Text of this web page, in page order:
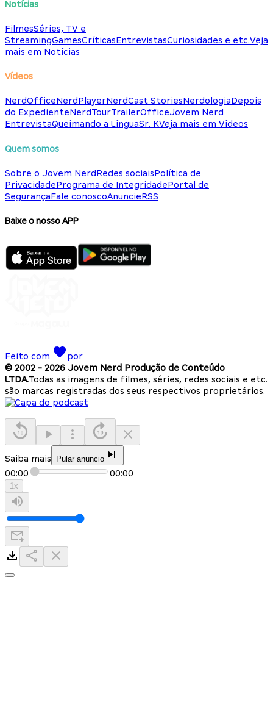
Notícias
FilmesSéries, TV e
StreamingGamesCríticasEntrevistasCuriosidades e etc.Veja
mais em Notícias
Vídeos
NerdOfficeNerdPlayerNerdCast StoriesNerdologiaDepois
do ExpedienteNerdTourTrailerOfficeJovem Nerd
EntrevistaQueimando a LínguaSr. KVeja mais em Vídeos
Quem somos
Sobre o Jovem NerdRedes sociaisPolítica de
PrivacidadePrograma de IntegridadePortal de
SegurançaFale conoscoAnuncieRSS
Baixe o nosso APP
Feito com
por
© 2002 - 2026 Jovem Nerd Produção de Conteúdo
LTDA.Todas as imagens de filmes, séries, redes sociais e etc.
são marcas registradas dos seus respectivos proprietários.
Saiba mais Pular anuncio
00:00 00:00
1x